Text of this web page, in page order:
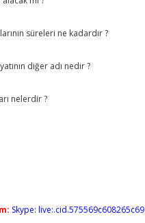
süreleri ne kadardır ?
diğer adı nedir ?
nelerdir ?
Skype: live:.cid.575569c608265c69